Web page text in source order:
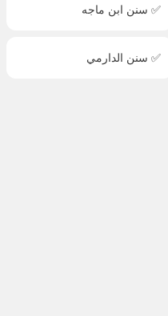
✅ سنن ابن ماجه
✅ سنن الدارمي